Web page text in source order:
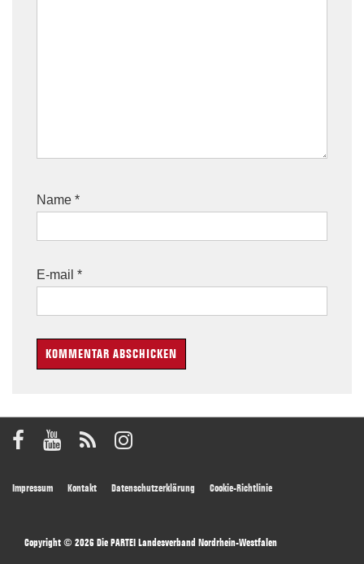
Name *
E-mail *
Footer
Impressum Kontakt Datenschutzerklärung Cookie-Richtlinie
Copyright © 2026Die PARTEI Landesverband Nordrhein-Westfalen